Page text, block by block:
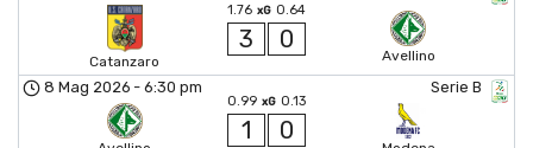
Catanzaro
1.76 xG 0.64
3 0
Avellino
Serie B
8 Mag 2026 - 6:30 pm
0.99 xG 0.13
1 0